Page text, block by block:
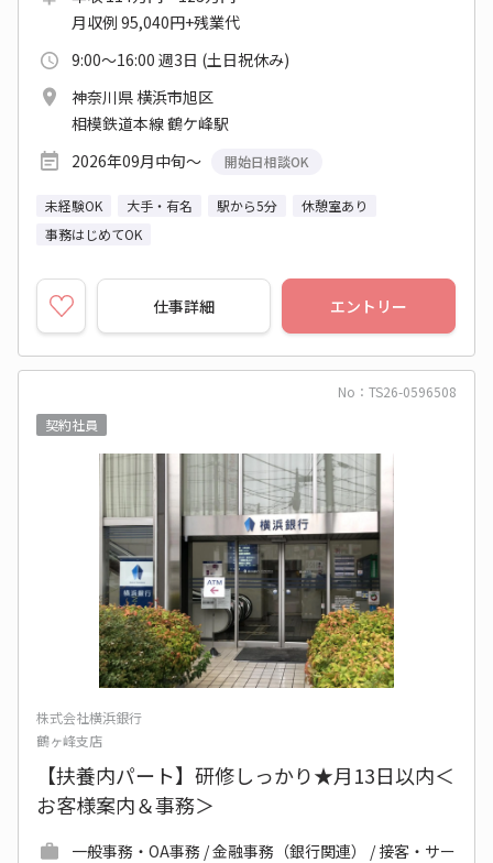
月収例 95,040円+残業代
9:00～16:00 週3日 (土日祝休み)
神奈川県 横浜市旭区
相模鉄道本線 鶴ケ峰駅
2026年09月中旬～
開始日相談OK
未経験OK 大手・有名 駅から5分
休憩室あり
事務はじめてOK
仕事詳細 エントリー
No：TS26-0596508
契約社員
株式会社横浜銀行
鶴ヶ峰支店
【扶養内パート】研修しっかり★月13日以内＜
お客様案内＆事務＞
一般事務・OA事務 / 金融事務（銀行関連） / 接客・サー